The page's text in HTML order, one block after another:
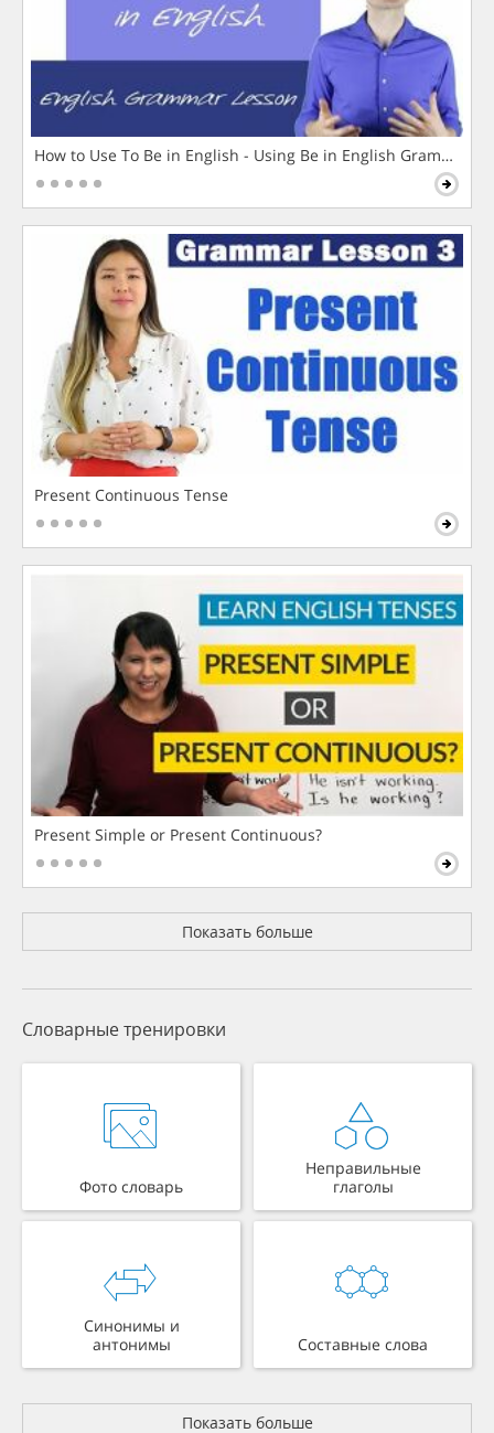
How to Use To Be in English - Using Be in English Grammar
Present Continuous Tense
Present Simple or Present Continuous?
Показать больше
Словарные тренировки
Фото словарь
Неправильные
глаголы
Синонимы и
антонимы
Составные слова
Показать больше